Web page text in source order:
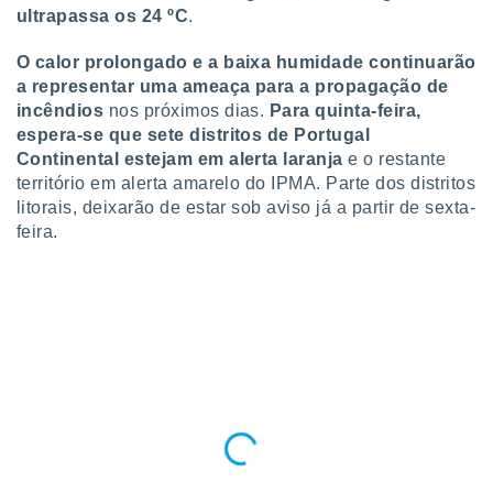
qual se
seu
ou opor-
qualquer
em “
na
ultrapassa os 24 ºC.
O calor prolongado e a baixa humidade continuarão
a representar uma ameaça para a propagação de
incêndios nos próximos dias. Para quinta-feira,
espera-se que sete distritos de Portugal
Continental estejam em alerta laranja e o restante
território em alerta amarelo do IPMA. Parte dos distritos
litorais, deixarão de estar sob aviso já a partir de sexta-
feira.